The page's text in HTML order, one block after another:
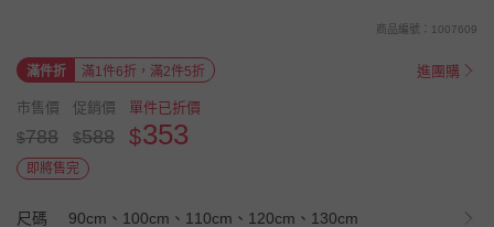
商品編號：1007609
滿件折 滿1件6折，滿2件5折 進團購
市售價
$788
促銷價
$588
單件已折價
$353
即將售完
尺碼 90cm、100cm、110cm、120cm、130cm